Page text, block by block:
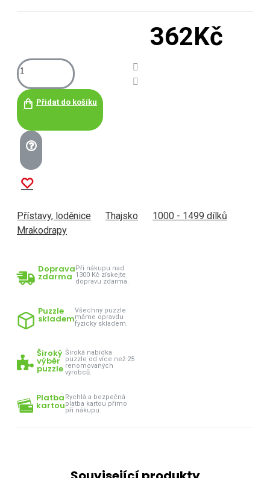
362Kč
Přidat do košíku
Přístavy, loděnice Thajsko
1000 - 1499 dílků
Mrakodrapy
Doprava
zdarma
Při nákupu nad
1300 Kč získejte
dopravu zdarma.
Puzzle
skladem
Všechny puzzle
máme opravdu
fyzicky skladem.
Široký
výběr
puzzle
Široká nabídka
puzzle od více než 25
renomovaných
výrobců.
Platba
kartou
Rychlá a bezpečná
platba kartou přímo
při nákupu.